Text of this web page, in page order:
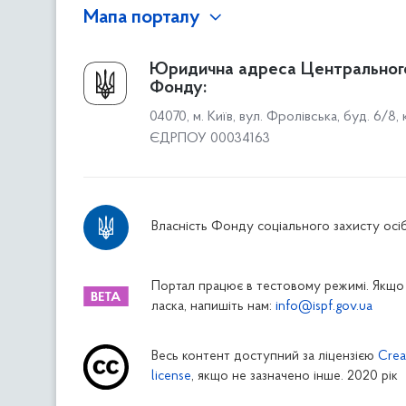
Мапа порталу
Про Фонд
Керівництво
Структура Фонду
Територіальні відділення
Дніпропетровське відділення
Житомирське відділення
Закарпатське відділення
Запорізьке відділення
Івано-Франківське відділення
Юридична адреса
Фонду:
04070, м. Київ, вул. Фролівська, буд. 6/8,
ЄДРПОУ 00034163
Власність Фонду соціального захисту осіб
Портал працює в тестовому режимі. Якщо
ласка, напишіть нам: info@ispf.gov.ua
Весь контент доступний за ліцензією
license, якщо не зазначено інше. 2020 рік